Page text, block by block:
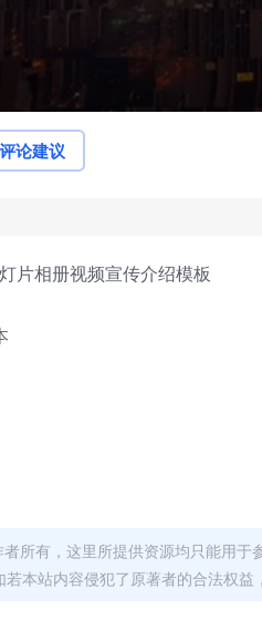
评论建议
片相册视频宣传介绍模板
所有，这里所提供资源均只能用于
本站内容侵犯了原著者的合法权益